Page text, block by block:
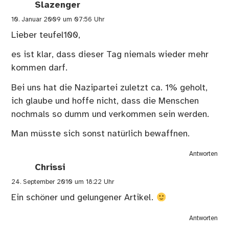
Slazenger
10. Januar 2009 um 07:56 Uhr
Lieber teufel100,
es ist klar, dass dieser Tag niemals wieder mehr
kommen darf.
Bei uns hat die Nazipartei zuletzt ca. 1% geholt,
ich glaube und hoffe nicht, dass die Menschen
nochmals so dumm und verkommen sein werden.
Man müsste sich sonst natürlich bewaffnen.
Antworten
Chrissi
24. September 2010 um 18:22 Uhr
Ein schöner und gelungener Artikel.
Antworten